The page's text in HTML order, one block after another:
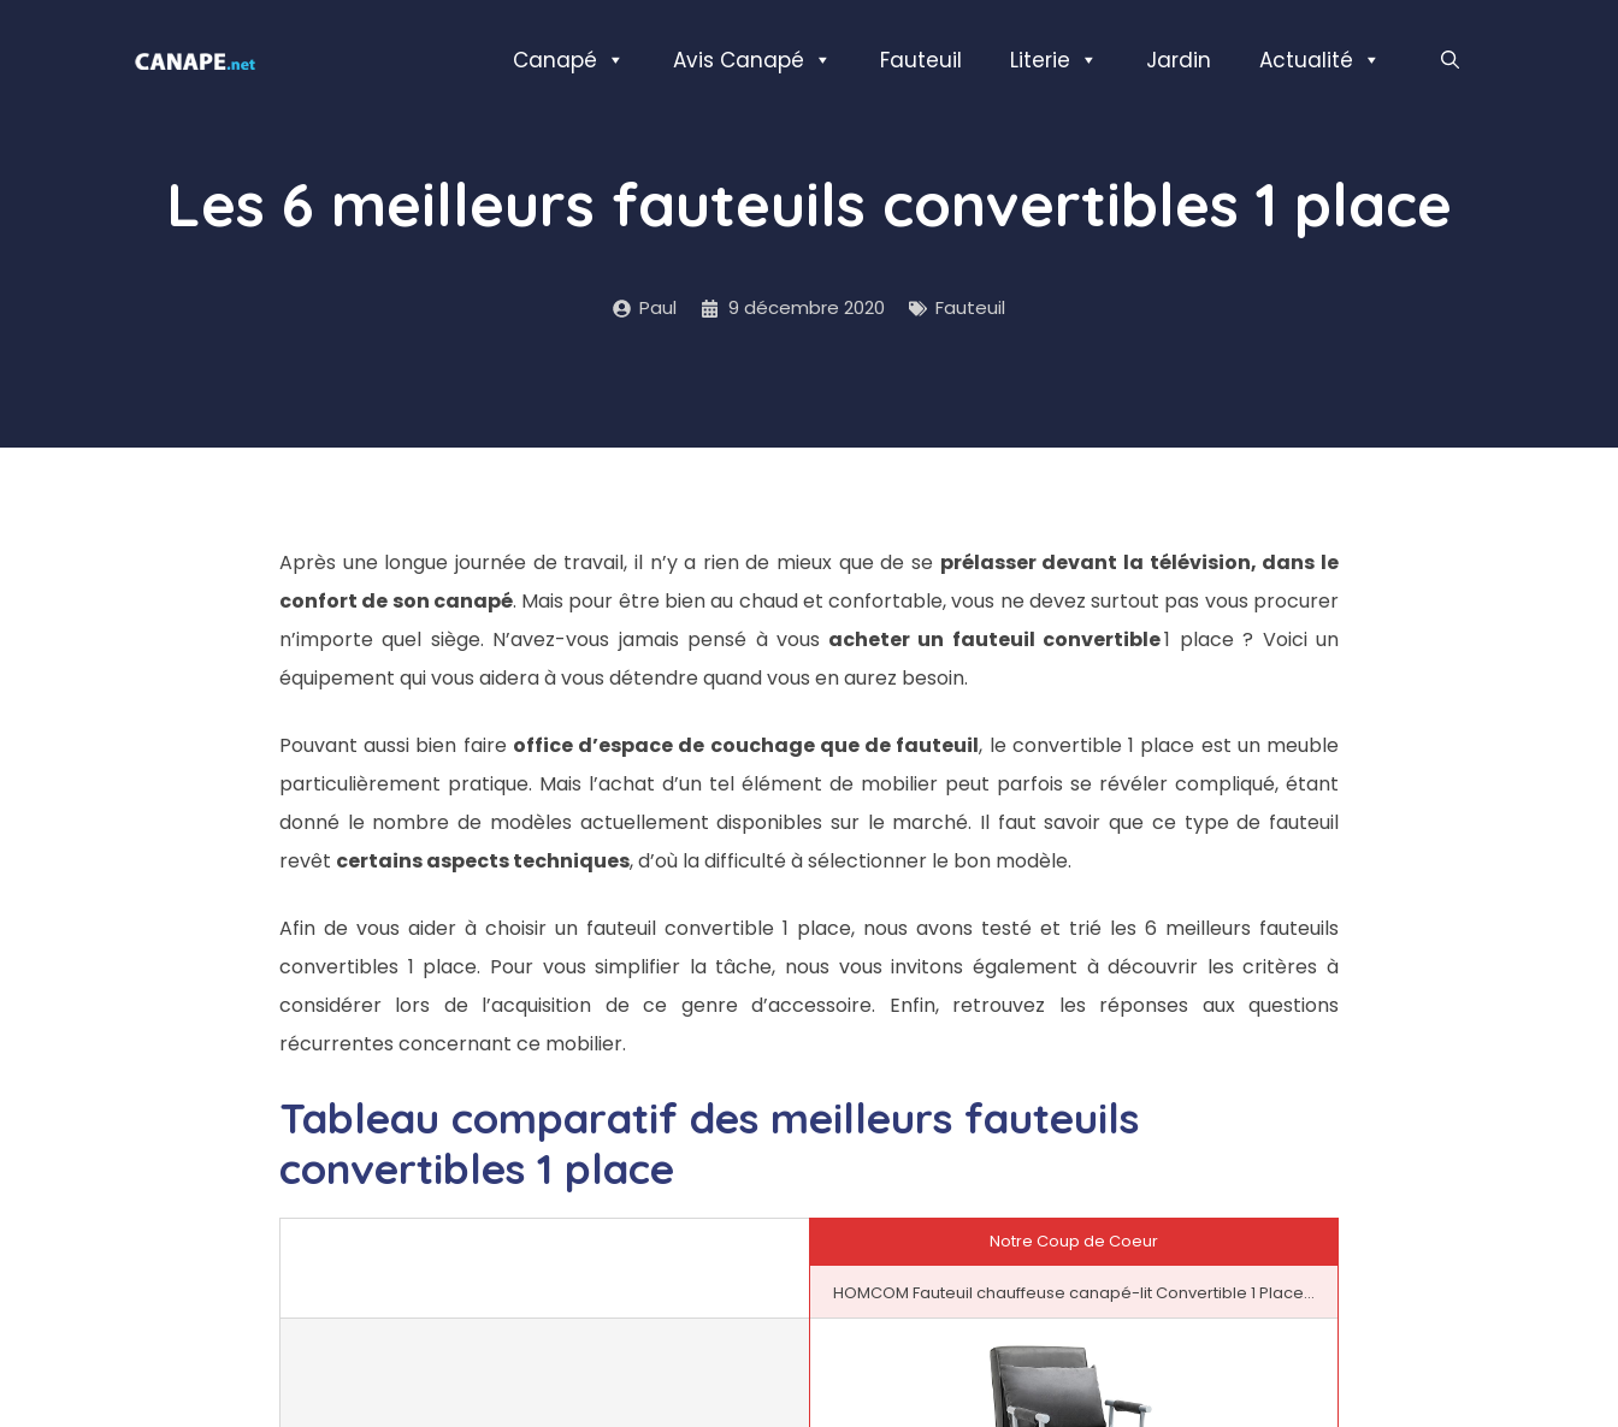
Canapé Avis Canapé Fauteuil Literie Jardin Actualité
Les 6 meilleurs fauteuils convertibles 1 place
Paul 9 décembre 2020 Fauteuil
Après une longue journée de travail, il n’y a rien de mieux que de se prélasser devant la télévision, dans le
confort de son canapé. Mais pour être bien au chaud et confortable, vous ne devez surtout pas vous procurer
n’importe quel siège. N’avez-vous jamais pensé à vous acheter un fauteuil convertible1 place ? Voici un
équipement qui vous aidera à vous détendre quand vous en aurez besoin.
Pouvant aussi bien faire office d’espace de couchage que de fauteuil, le convertible 1 place est un meuble
particulièrement pratique. Mais l’achat d’un tel élément de mobilier peut parfois se révéler compliqué, étant
donné le nombre de modèles actuellement disponibles sur le marché. Il faut savoir que ce type de fauteuil
revêt certains aspects techniques, d’où la difficulté à sélectionner le bon modèle.
Afin de vous aider à choisir un fauteuil convertible 1 place, nous avons testé et trié les 6 meilleurs fauteuils
convertibles 1 place. Pour vous simplifier la tâche, nous vous invitons également à découvrir les critères à
considérer lors de l’acquisition de ce genre d’accessoire. Enfin, retrouvez les réponses aux questions
récurrentes concernant ce mobilier.
Tableau comparatif des meilleurs fauteuils
convertibles 1 place
Notre Coup de Coeur
HOMCOM Fauteuil chauffeuse canapé-lit Convertible 1 Place...